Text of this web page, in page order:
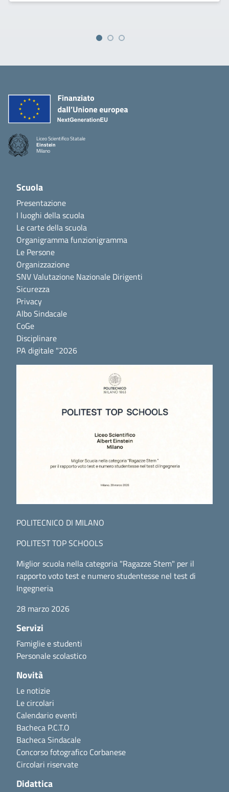
Liceo Scientifico Statale
Einstein
Milano
Scuola
Presentazione
I luoghi della scuola
Le carte della scuola
Organigramma funzionigramma
Le Persone
Organizzazione
SNV Valutazione Nazionale Dirigenti
Sicurezza
Privacy
Albo Sindacale
CoGe
Disciplinare
PA digitale "2026
POLITECNICO DI MILANO
POLITEST TOP SCHOOLS
Miglior scuola nella categoria "Ragazze Stem" per il
rapporto voto test e numero studentesse nel test di
Ingegneria
28 marzo 2026
Servizi
Famiglie e studenti
Personale scolastico
Novità
Le notizie
Le circolari
Calendario eventi
Bacheca P.C.T.O
Bacheca Sindacale
Concorso fotografico Corbanese
Circolari riservate
Didattica